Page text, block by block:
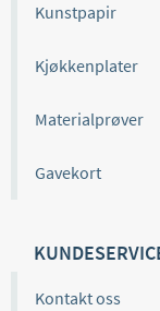
Kunstpapir
Kjøkkenplater
Materialprøver
Gavekort
Kontakt oss